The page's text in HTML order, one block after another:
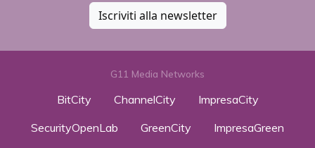
Iscriviti alla newsletter
G11 Media Networks
BitCity ChannelCity
ImpresaCity
SecurityOpenLab
GreenCity
ImpresaGreen